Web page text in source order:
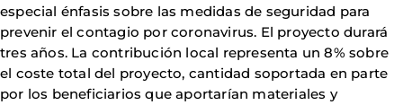
especial énfasis sobre las medidas de seguridad para
prevenir el contagio por coronavirus. El proyecto durará
tres años. La contribución local representa un 8% sobre
el coste total del proyecto, cantidad soportada en parte
por los beneficiarios que aportarían materiales y